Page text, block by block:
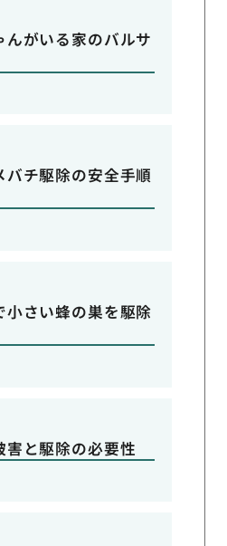
んがいる家のバルサ
バチ駆除の安全手順
小さい蜂の巣を駆除
害と駆除の必要性